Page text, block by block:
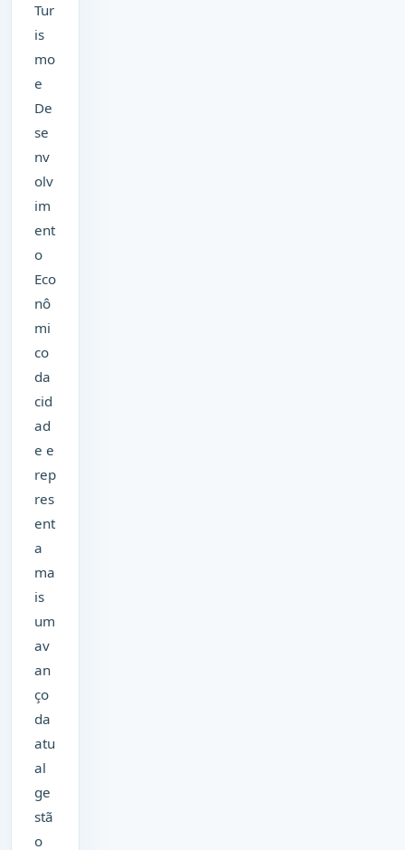
Tur
is
mo
e
De
se
nv
olv
im
ent
o
Eco
nô
mi
co
da
cid
ad
e e
rep
res
ent
a
ma
is
um
av
an
ço
da
atu
al
ge
stã
o